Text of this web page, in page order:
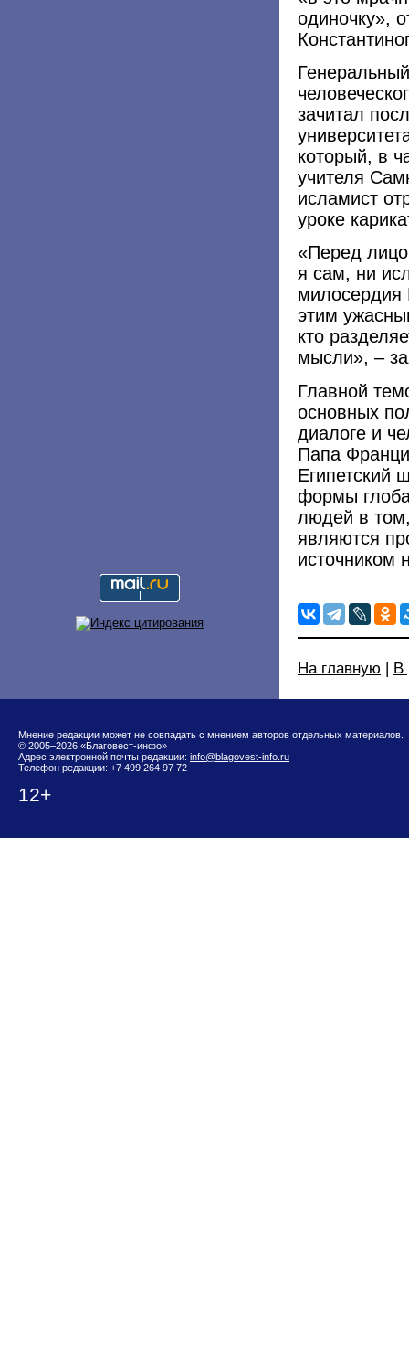
одиночку»,
зачитал
который, в
учителя
исламист
уроке
«Перед
я сам, ни
милосердия
этим
кто
мысли», –
Главной
основных
диалоге и
Папа
Египетский
формы
людей в том,
являются
источником
На главную В
Мнение редакции может не совпадать с мнением авторов отдельных материалов.
© 2005–2026 «Благовест-инфо»
Адрес электронной почты редакции: info@blagovest-info.ru
Телефон редакции: +7 499 264 97 72
12+